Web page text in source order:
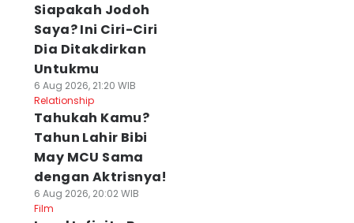
Siapakah Jodoh
Saya? Ini Ciri-Ciri
Dia Ditakdirkan
Untukmu
6 Aug 2026, 21:20 WIB
Relationship
Tahukah Kamu?
Tahun Lahir Bibi
May MCU Sama
dengan Aktrisnya!
6 Aug 2026, 20:02 WIB
Film